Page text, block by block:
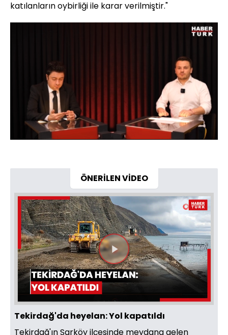
katılanların oybirliği ile karar verilmiştir."
Sesi
Aç
Yüklendi :
4.51%
Oynatma
Hızı
ÖNERİLEN VİDEO
Videoyu
Oynat
Tekirdağ'da heyelan: Yol kapatıldı
Tekirdağ'ın Şarköy ilçesinde meydana gelen